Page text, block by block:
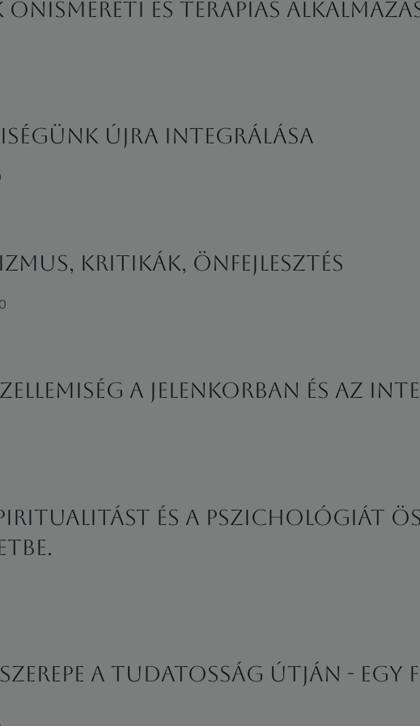
önismereti és terápiás
újra integrálása
kritikák, önfejlesztés
szellemiség a jelenkorban és az
és a pszichológiát
a tudatosság útján - egy